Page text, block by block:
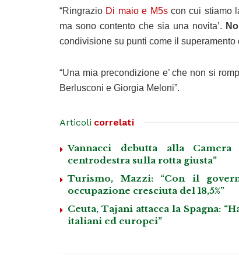
“Ringrazio Di maio e M5scon cui stiamo
ma sono contento che sia una novita’.
condivisione su punti come il superamento
“Una mia precondizione e’ che non si
Berlusconi e Giorgia Meloni”.
Articoli correlati
Vannacci debutta alla
centrodestra sulla rotta giusta”
Turismo, Mazzi: “Con il
occupazione cresciuta del 18,5%”
Ceuta, Tajani attacca la Spagna:
italiani ed europei”